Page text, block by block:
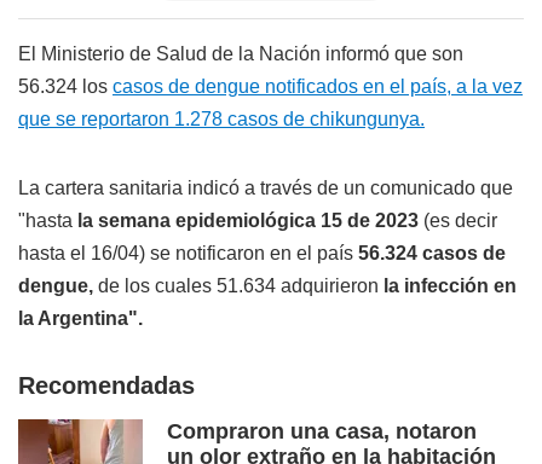
El Ministerio de Salud de la Nación informó que son
56.324 los casos de dengue notificados en el país, a la vez
que se reportaron 1.278 casos de chikungunya.
La cartera sanitaria indicó a través de un comunicado que
"hasta la semana epidemiológica 15 de 2023 (es decir
hasta el 16/04) se notificaron en el país 56.324 casos de
dengue, de los cuales 51.634 adquirieron la infección en
la Argentina".
Recomendadas
Compraron una casa, notaron
un olor extraño en la habitación